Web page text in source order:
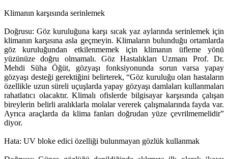
Klimanın karşısında serinlemek
Doğrusu: Göz kuruluğuna karşı sıcak yaz aylarında serinlemek için
klimanın karşısına asla geçmeyin. Klimaların bulunduğu ortamlarda
göz kuruluğundan etkilenmemek için klimanın üfleme yönü
yüzünüze doğru olmamalı. Göz Hastalıkları Uzmanı Prof. Dr.
Mehdi Süha Öğüt, gözyaşı fonksiyonunda sorun varsa yapay
gözyaşı desteği gerektiğini belirterek, “Göz kuruluğu olan hastaların
özellikle uzun süreli uçuşlarda yapay gözyaşı damlaları kullanmaları
rahatlatıcı olacaktır. Klimalı ofislerde bilgisayar karşısında çalışan
bireylerin belirli aralıklarla molalar vererek çalışmalarında fayda var.
Ayrıca araçlarda da klima fanları doğrudan yüze çevrilmemelidir”
diyor.
Hata: UV bloke edici özelliği bulunmayan gözlük kullanmak